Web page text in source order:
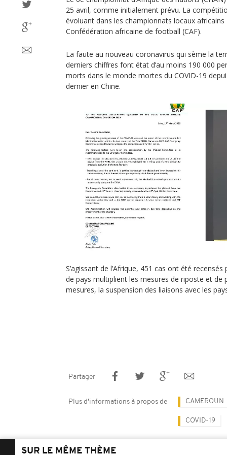
25 avril, comme initialement prévu. La
évoluant dans les championnats locaux
Confédération africaine de football (CAF).
La faute au nouveau coronavirus qui sème la
derniers chiffres font état d’au moins 190 000
morts dans le monde mortes du COVID-19
dernier en Chine.
S’agissant de l’Afrique, 451 cas ont été
de pays multiplient les mesures de riposte et de
mesures, la suspension des liaisons avec les
Partager
Plus d'informations à propos de CAMEROUN
COVID-19
SUR LE MÊME THÈME